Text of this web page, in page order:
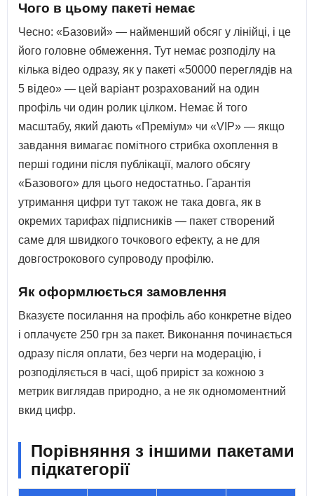
Чого в цьому пакеті немає
Чесно: «Базовий» — найменший обсяг у лінійці, і це
його головне обмеження. Тут немає розподілу на
кілька відео одразу, як у пакеті «50000 переглядів на
5 відео» — цей варіант розрахований на один
профіль чи один ролик цілком. Немає й того
масштабу, який дають «Преміум» чи «VIP» — якщо
завдання вимагає помітного стрибка охоплення в
перші години після публікації, малого обсягу
«Базового» для цього недостатньо. Гарантія
утримання цифри тут також не така довга, як в
окремих тарифах підписників — пакет створений
саме для швидкого точкового ефекту, а не для
довгострокового супроводу профілю.
Як оформлюється замовлення
Вказуєте посилання на профіль або конкретне відео
і оплачуєте 250 грн за пакет. Виконання починається
одразу після оплати, без черги на модерацію, і
розподіляється в часі, щоб приріст за кожною з
метрик виглядав природно, а не як одномоментний
вкид цифр.
Порівняння з іншими пакетами
підкатегорії